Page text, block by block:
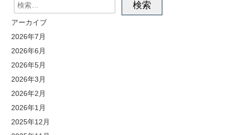
アーカイブ
2026年7月
2026年6月
2026年5月
2026年3月
2026年2月
2026年1月
2025年12月